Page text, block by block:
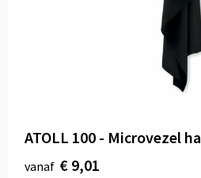
ATOLL 100 - Microvezel
vanaf € 9,01